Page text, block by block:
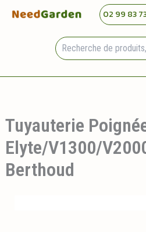
02 99 83
Tuyauterie
Elyte/V1300/
Berthoud